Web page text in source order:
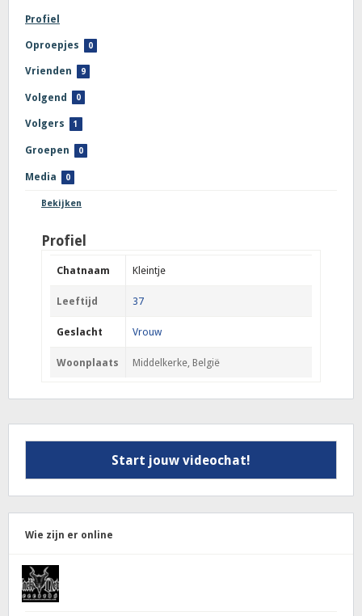
Profiel
Oproepjes 0
Vrienden 9
Volgend 0
Volgers 1
Groepen 0
Media 0
Bekijken
Profiel
Chatnaam Kleintje
Leeftijd 37
Geslacht Vrouw
Woonplaats Middelkerke, België
Start jouw videochat!
Wie zijn er online